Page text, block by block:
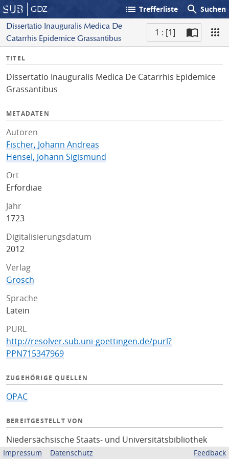
GDZ list Trefferliste search Suchen
Dissertatio Inauguralis Medica De
Catarrhis Epidemice Grassantibus
1 : [1]
I
f
o
TITEL
Dissertatio Inauguralis Medica De Catarrhis Epidemice
Grassantibus
METADATEN
Autoren
Fischer, Johann Andreas
Hensel, Johann Sigismund
Ort
Erfordiae
Jahr
1723
Digitalisierungsdatum
2012
Verlag
Grosch
Sprache
Latein
PURL
http://resolver.sub.uni-goettingen.de/purl?
PPN715347969
ZUGEHÖRIGE QUELLEN
OPAC
BEREITGESTELLT VON
Niedersächsische Staats- und Universitätsbibliothek
Göttingen
Impressum Datenschutz Feedback